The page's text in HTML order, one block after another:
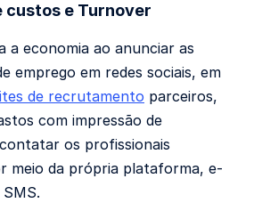
custos e Turnover
a economia ao anunciar as
emprego em redes sociais, em
de recrutamento parceiros,
com impressão de
os profissionais
meio da própria plataforma, e-